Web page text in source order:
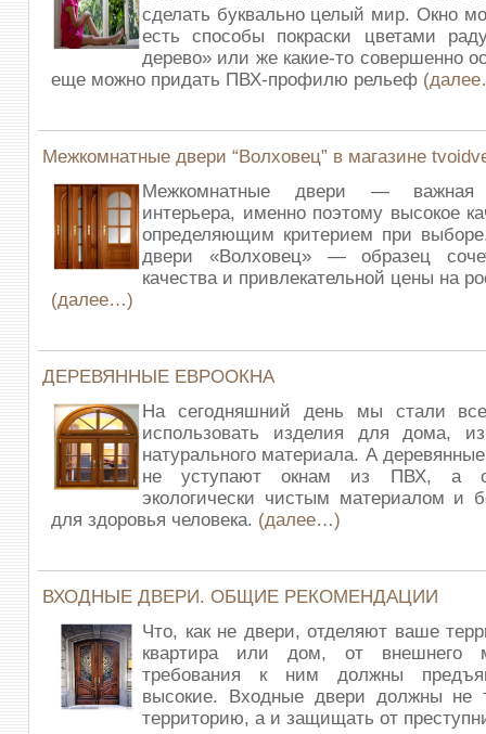
сделать буквально целый мир. Окно
есть способы покраски цветами
дерево» или же какие-то совершенно
еще можно придать ПВХ-профилю рельеф
Межкомнатные двери “Волховец” в магазине
Межкомнатные двери — важная
интерьера, именно поэтому высокое
определяющим критерием при
двери «Волховец» — образец
качества и привлекательной цены на
(далее…)
ДЕРЕВЯННЫЕ ЕВРООКНА
На сегодняшний день мы стали
использовать изделия для дома,
натурального материала. А
не уступают окнам из ПВХ, а
экологически чистым материалом и
для здоровья человека. (далее…)
ВХОДНЫЕ ДВЕРИ. ОБЩИЕ РЕКОМЕНДАЦИИ
Что, как не двери, отделяют ваше
квартира или дом, от внешнего
требования к ним должны
высокие. Входные двери должны не
территорию, а и защищать от